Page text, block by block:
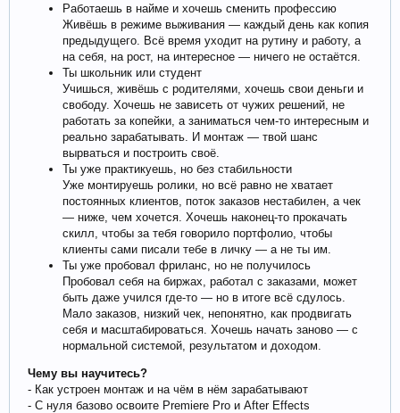
Работаешь в найме и хочешь сменить профессию
Живёшь в режиме выживания — каждый день как копия
предыдущего. Всё время уходит на рутину и работу, а
на себя, на рост, на интересное — ничего не остаётся.
Ты школьник или студент
Учишься, живёшь с родителями, хочешь свои деньги и
свободу. Хочешь не зависеть от чужих решений, не
работать за копейки, а заниматься чем-то интересным и
реально зарабатывать. И монтаж — твой шанс
вырваться и построить своё.
Ты уже практикуешь, но без стабильности
Уже монтируешь ролики, но всё равно не хватает
постоянных клиентов, поток заказов нестабилен, а чек
— ниже, чем хочется. Хочешь наконец-то прокачать
скилл, чтобы за тебя говорило портфолио, чтобы
клиенты сами писали тебе в личку — а не ты им.
Ты уже пробовал фриланс, но не получилось
Пробовал себя на биржах, работал с заказами, может
быть даже учился где-то — но в итоге всё сдулось.
Мало заказов, низкий чек, непонятно, как продвигать
себя и масштабироваться. Хочешь начать заново — с
нормальной системой, результатом и доходом.
Чему вы научитесь?
- Как устроен монтаж и на чём в нём зарабатывают
- С нуля базово освоите Premiere Pro и After Effects